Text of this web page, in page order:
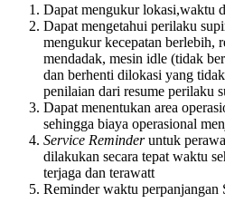
Dapat mengukur lokasi,waktu
Dapat mengetahui perilaku
mengukur kecepatan berlebih,
mendadak, mesin idle (tidak
dan berhenti dilokasi yang
penilaian dari resume perilaku
Dapat menentukan area
sehingga biaya operasional
Service Reminderuntuk
dilakukan secara tepat waktu
terjaga dan terawatt
Reminder waktu